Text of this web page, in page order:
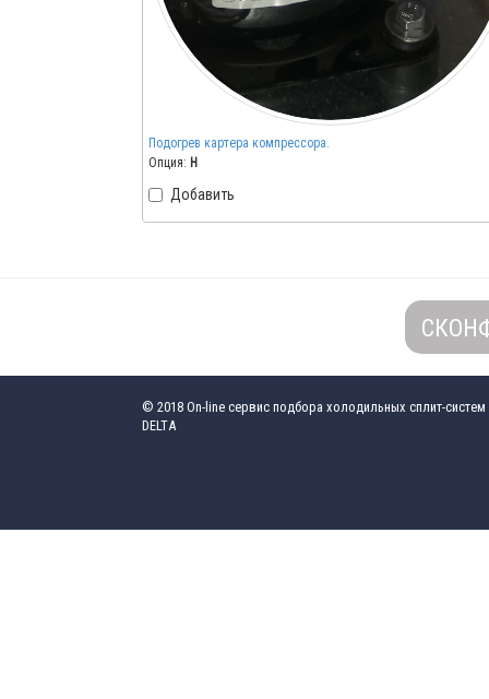
Подогрев картера компрессора.
Опция: H
Добавить
© 2018 On-line сервис подбора холодильных сплит-систем
DELTA